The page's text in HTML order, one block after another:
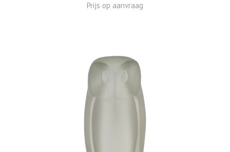
Prijs op aanvraag